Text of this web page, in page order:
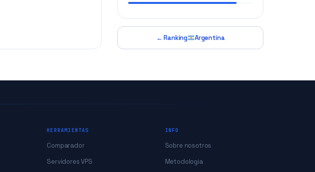
← Ranking Argentina
HERRAMIENTAS
Comparador
Servidores VPS
INFO
Sobre nosotros
Metodologia